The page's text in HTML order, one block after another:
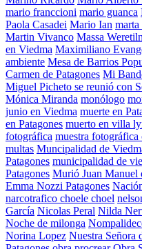
mario franccioni mario guanca
Paola Casadei Mario Ian marta
Martin Vivanco Massa
en Viedma Maximiliano
ambiente Mesa de Barrios
Carmen de Patagones Mi
Miguel Picheto se reunió con
Mónica Miranda monólogo
junio en Viedma muerte en
en Patagones muerto en villa
fotográfica muestra fotográfica
multas Muncipalidad de
Patagones municipalidad de
Patagones Murió Juan Manuel
Emma Nozzi Patagones
narcotrafico choele choel
García Nicolas Peral Nilda
Noche de milonga
Norina Lopez Nuestra Señora